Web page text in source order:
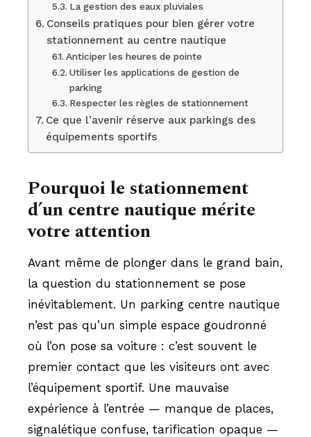
La gestion des eaux pluviales
Conseils pratiques pour bien gérer votre
stationnement au centre nautique
Anticiper les heures de pointe
Utiliser les applications de gestion de
parking
Respecter les règles de stationnement
Ce que l’avenir réserve aux parkings des
équipements sportifs
Pourquoi le stationnement
d’un centre nautique mérite
votre attention
Avant même de plonger dans le grand bain,
la question du stationnement se pose
inévitablement. Un parking centre nautique
n’est pas qu’un simple espace goudronné
où l’on pose sa voiture : c’est souvent le
premier contact que les visiteurs ont avec
l’équipement sportif. Une mauvaise
expérience à l’entrée — manque de places,
signalétique confuse, tarification opaque —